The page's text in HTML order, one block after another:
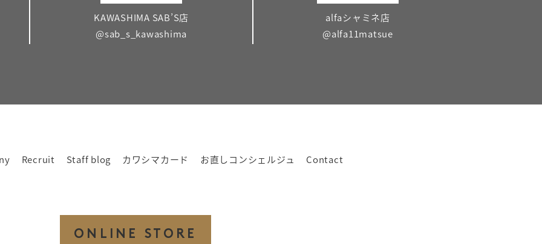
KAWASHIMA SAB’S店
@sab_s_kawashima
alfaシャミネ店
@alfa11matsue
Recruit Staff blog カワシマカード お直しコンシェルジュ Contact
ONLINE STORE